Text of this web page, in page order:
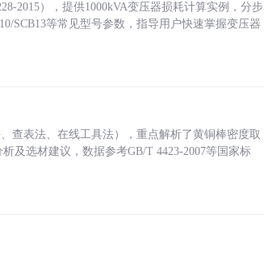
2015），提供1000kVA变压器损耗计算实例，分步
SCB13等常见型号参数，指导用户快速掌握变压器
查表法、在线工具法），重点解析了黄铜棒密度取
及选材建议，数据参考GB/T 4423-2007等国家标